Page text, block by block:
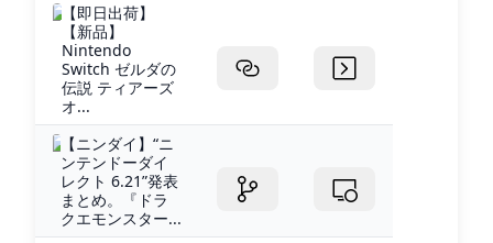
【即日出荷】
【新品】
Nintendo
Switch ゼルダの
伝説 ティアーズ
オ...
【ニンダイ】“ニ
ンテンドーダイ
レクト 6.21”発表
まとめ。『ドラ
クエモンスター...